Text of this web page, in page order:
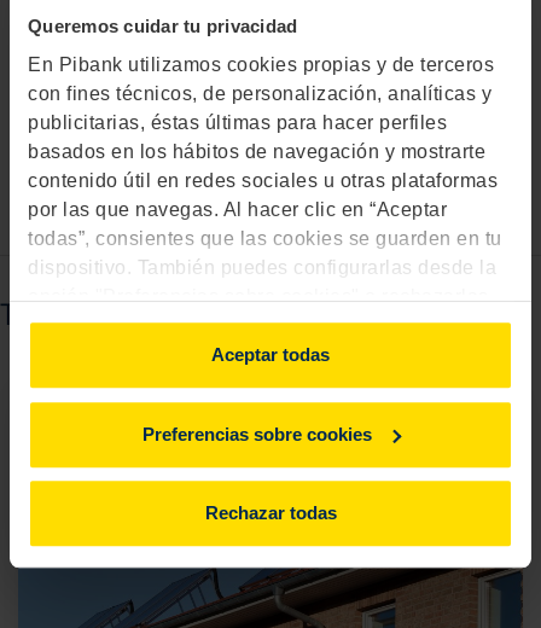
Queremos cuidar tu privacidad
En Pibank utilizamos cookies propias y de terceros
con fines técnicos, de personalización, analíticas y
publicitarias, éstas últimas para hacer perfiles
basados en los hábitos de navegación y mostrarte
contenido útil en redes sociales u otras plataformas
por las que navegas. Al hacer clic en “Aceptar
todas”, consientes que las cookies se guarden en tu
dispositivo. También puedes configurarlas desde la
opción "Preferencias sobre cookies" o rechazarlas.
Para más información, consultaaquí.
Aceptar todas
Preferencias sobre cookies
Rechazar todas
También puede interesarte...